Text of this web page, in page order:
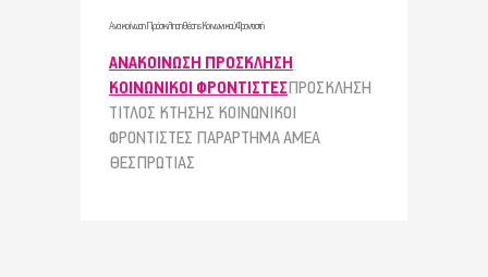
Ανακοίνωση Πρόσκληση θέσης Κοινωνικού Φροντιστή
ΑΝΑΚΟΙΝΩΣΗ ΠΡΟΣΚΛΗΣΗ
ΚΟΙΝΩΝΙΚΟΙ ΦΡΟΝΤΙΣΤΕΣΠΡΟΣΚΛΗΣΗ
ΤΙΤΛΟΣ ΚΤΗΣΗΣ ΚΟΙΝΩΝΙΚΟΙ
ΦΡΟΝΤΙΣΤΕΣ ΠΑΡΑΡΤΗΜΑ ΑΜΕΑ
ΘΕΣΠΡΩΤΙΑΣ